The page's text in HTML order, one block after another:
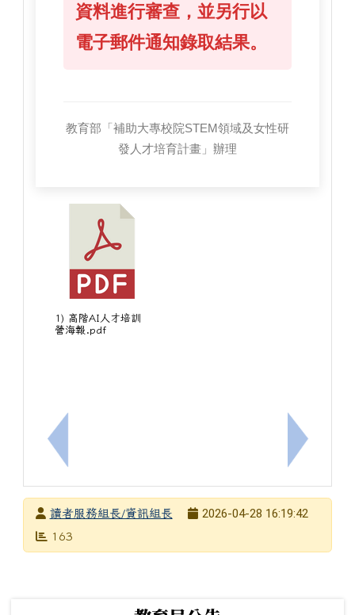
上一筆：國家太空中心（TASA）「Balloon
資料進行審查，並另行以
電子郵件通知錄取結果。
教育部「補助大專校院STEM領域及女性研
發人才培育計畫」辦理
1) ⾼階AI⼈才培訓
營海報.pdf
下一筆：
發布者讀者服務組長/資訊組長
發布日期
2026-04-28 16:19:42
瀏覽次數
163